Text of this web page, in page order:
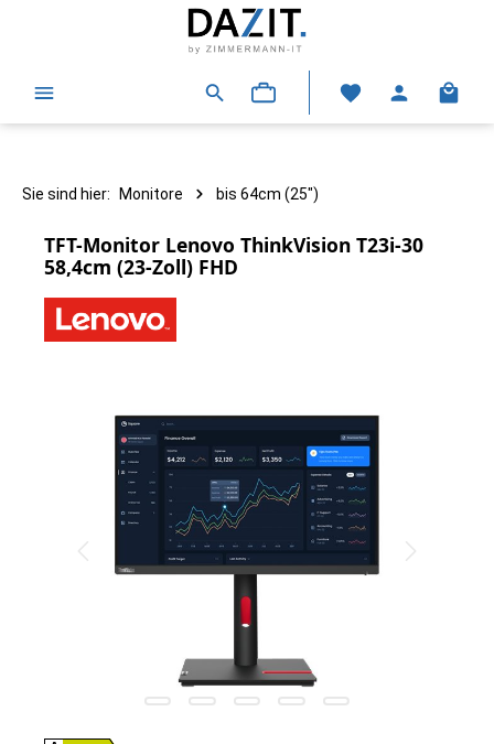
Sie sind hier: Monitore bis 64cm (25")
TFT-Monitor Lenovo ThinkVision T23i-30
58,4cm (23-Zoll) FHD